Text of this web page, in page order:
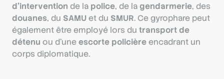
d’intervention de la police, de lagendarmerie, des
douanes, du SAMUet du SMUR. Ce gyrophare peut
également être employé lors du transport de
détenu ou d’uneescorte policièreencadrant un
corps diplomatique.